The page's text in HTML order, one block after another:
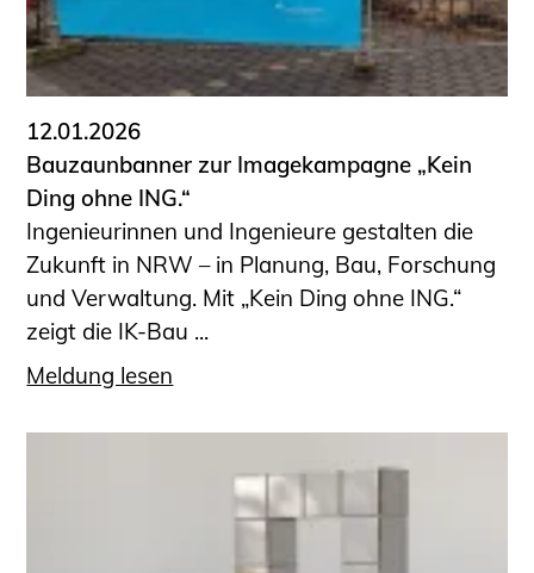
12.01.2026
Bauzaunbanner zur Imagekampagne „Kein
Ding ohne ING.“
Ingenieurinnen und Ingenieure gestalten die
Zukunft in NRW – in Planung, Bau, Forschung
und Verwaltung. Mit „Kein Ding ohne ING.“
zeigt die IK-Bau ...
Meldung lesen